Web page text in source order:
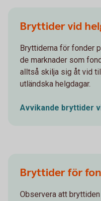
Bryttider vid
Bryttiderna för fonder
de marknader som
alltså skilja sig åt vid
utländska helgdagar.
Avvikande bryttider
Bryttider för
Observera att